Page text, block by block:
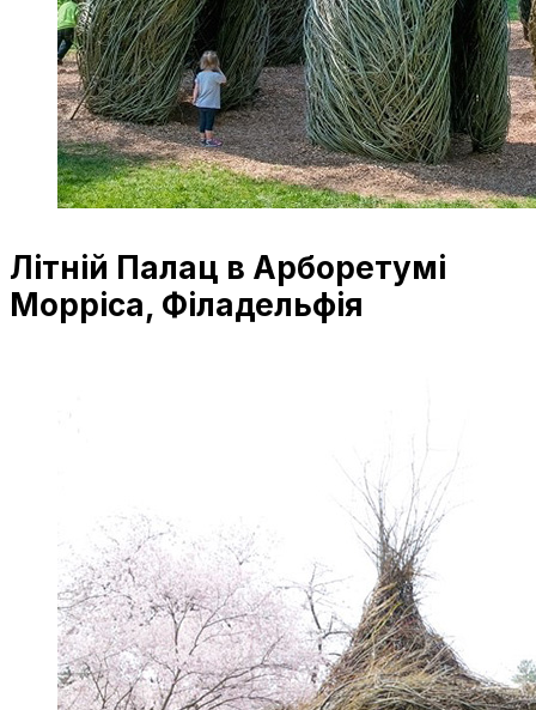
Літній Палац в Арборетумі
Морріса, Філадельфія